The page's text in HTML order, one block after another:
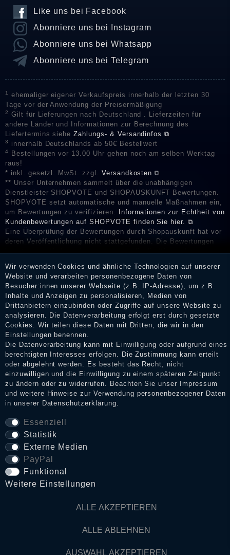
Like uns bei Facebook
Abonniere uns bei Instagram
Abonniere uns bei Whatsapp
Abonniere uns bei Telegram
1
ehemaliger eigener Verkaufspreis innerhalb der letzten 30
Tage vor der Anwendung der Preisermäßigung
2
Gilt für Lieferungen nach Deutschland . Lieferzeiten für
andere Länder und Informationen zur Berechnung des
Liefertermins sieheZahlungs- & Versandinfos ⧉
3 innerhalb Deutschlands ab 50€ Bestellwert
4
Bestellungen vor 13.00 Uhr gehen noch am selben Werktag
raus!
* inkl. gesetzl. MwSt. zzgl. Versandkosten ⧉
** Unser Unternehmen sammelt über die unabhängigen
Dienstleister SHOPVOTE und SHOPAUSKUNFT Bewertungen.
SHOPVOTE setzt automatische und manuelle Maßnahmen ein,
um Bewertungen zu verifizieren.
Informationen zur Echtheit von
Kundenbewertungen auf SHOPVOTE finden Sie hier. ⧉
Eine Überprüfung der Bewertungen durch Shopauskunft hat vor
deren Veröffentlichung nicht stattgefunden. Die Bewertungen
Erhalt einer Benachrichtigungs-E-Mail können Händler die
Bewertungen verifizieren und über die erfolgte Verifizierung im
Shop informieren.
Impressum
Daten­schutz­erklärung
AGB
Widerrufs­recht
VERTRAG WIDERRUFEN
© Copyright 2026 Dark Ages Glasche & Kuczwalska GbR
Wir verwenden Cookies und ähnliche Technologien auf unserer
Website und verarbeiten personenbezogene Daten von
Besucher:innen unserer Webseite (z.B. IP-Adresse), um z.B.
Inhalte und Anzeigen zu personalisieren, Medien von
Drittanbietern einzubinden oder Zugriffe auf unsere Website zu
analysieren. Die Datenverarbeitung erfolgt erst durch gesetzte
Cookies. Wir teilen diese Daten mit Dritten, die wir in den
Einstellungen benennen.
Die Datenverarbeitung kann mit Einwilligung oder aufgrund eines
berechtigten Interesses erfolgen. Die Zustimmung kann erteilt
oder abgelehnt werden. Es besteht das Recht, nicht
einzuwilligen und die Einwilligung zu einem späteren Zeitpunkt
zu ändern oder zu widerrufen. Beachten Sie unser
Impressum
und weitere Hinweise zur Verwendung personenbezogener Daten
in unserer Daten­schutz­erklärung.
Essenziell
Statistik
Externe Medien
PayPal
Funktional
Weitere Einstellungen
ALLE AKZEPTIEREN
ALLE ABLEHNEN
AUSWAHL AKZEPTIEREN